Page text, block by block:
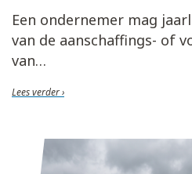
Een ondernemer mag
van de aanschaffings- of
van
Lees verder ›